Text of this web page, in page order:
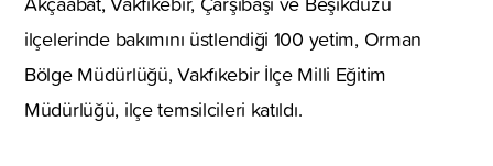
ilçelerinde bakımını üstlendiği 100 yetim, Orman
Bölge Müdürlüğü, Vakfıkebir İlçe Milli Eğitim
Müdürlüğü, ilçe temsilcileri katıldı.